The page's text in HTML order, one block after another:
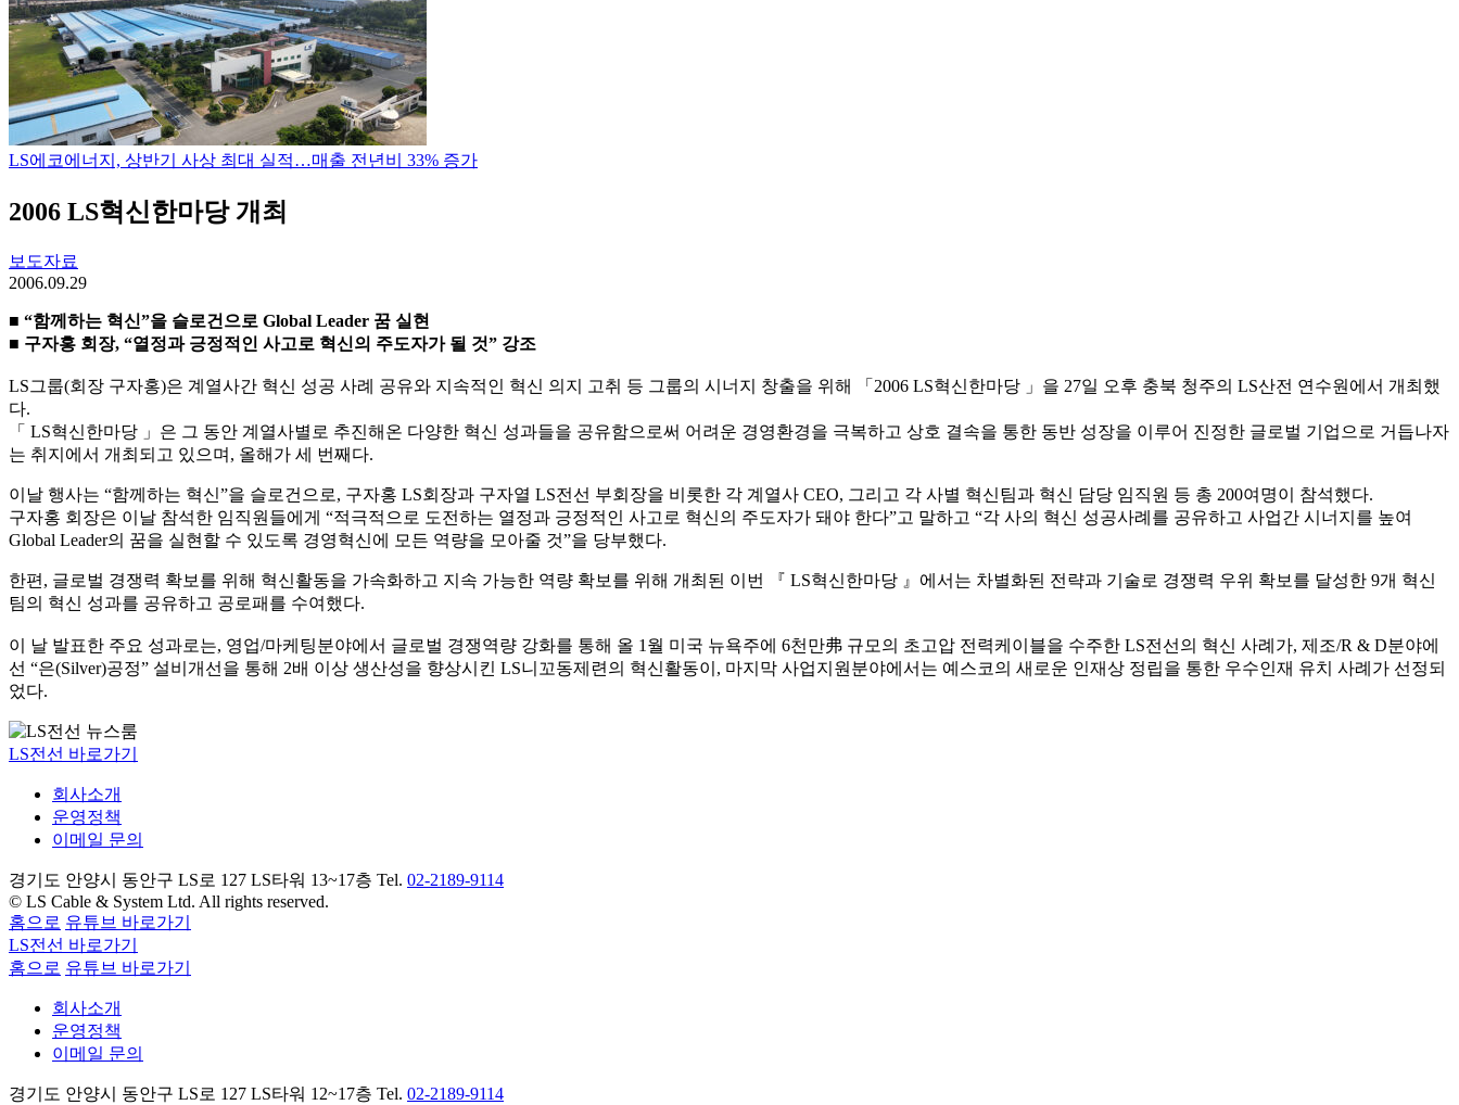
LS에코에너지, 상반기 사상 최대 실적…매출 전년비 33% 증가
2006 LS혁신한마당 개최
보도자료
2006.09.29
■ “함께하는 혁신”을 슬로건으로 Global Leader 꿈 실현
■ 구자홍 회장, “열정과 긍정적인 사고로 혁신의 주도자가 될 것” 강조
LS그룹(회장 구자홍)은 계열사간 혁신 성공 사례 공유와 지속적인 혁신 의지 고취 등 그룹의 시너지 창출을 위해 「2006 LS혁신한마당 」을 27일 오후 충북 청주의 LS산전 연수원에서 개최했
다.
「 LS혁신한마당 」은 그 동안 계열사별로 추진해온 다양한 혁신 성과들을 공유함으로써 어려운 경영환경을 극복하고 상호 결속을 통한 동반 성장을 이루어 진정한 글로벌 기업으로 거듭나자
는 취지에서 개최되고 있으며, 올해가 세 번째다.
이날 행사는 “함께하는 혁신”을 슬로건으로, 구자홍 LS회장과 구자열 LS전선 부회장을 비롯한 각 계열사 CEO, 그리고 각 사별 혁신팀과 혁신 담당 임직원 등 총 200여명이 참석했다.
구자홍 회장은 이날 참석한 임직원들에게 “적극적으로 도전하는 열정과 긍정적인 사고로 혁신의 주도자가 돼야 한다”고 말하고 “각 사의 혁신 성공사례를 공유하고 사업간 시너지를 높여
Global Leader의 꿈을 실현할 수 있도록 경영혁신에 모든 역량을 모아줄 것”을 당부했다.
한편, 글로벌 경쟁력 확보를 위해 혁신활동을 가속화하고 지속 가능한 역량 확보를 위해 개최된 이번 『 LS혁신한마당 』에서는 차별화된 전략과 기술로 경쟁력 우위 확보를 달성한 9개 혁신
팀의 혁신 성과를 공유하고 공로패를 수여했다.
이 날 발표한 주요 성과로는, 영업/마케팅분야에서 글로벌 경쟁역량 강화를 통해 올 1월 미국 뉴욕주에 6천만弗 규모의 초고압 전력케이블을 수주한 LS전선의 혁신 사례가, 제조/R & D분야에
선 “은(Silver)공정” 설비개선을 통해 2배 이상 생산성을 향상시킨 LS니꼬동제련의 혁신활동이, 마지막 사업지원분야에서는 예스코의 새로운 인재상 정립을 통한 우수인재 유치 사례가 선정되
었다.
LS전선 바로가기
회사소개
운영정책
이메일 문의
경기도 안양시 동안구 LS로 127 LS타워 13~17층 Tel. 02-2189-9114
© LS Cable & System Ltd. All rights reserved.
홈으로 유튜브 바로가기
LS전선 바로가기
홈으로 유튜브 바로가기
회사소개
운영정책
이메일 문의
경기도 안양시 동안구 LS로 127 LS타워 12~17층 Tel. 02-2189-9114